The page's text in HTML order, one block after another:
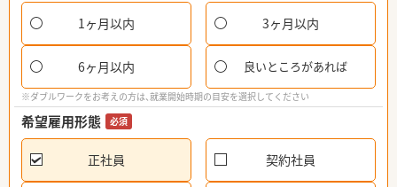
1ヶ月以内 3ヶ月以内
6ヶ月以内 良いところがあれば
※ダブルワークをお考えの方は、就業開始時期の目安を選択してください
希望雇用形態 必須
正社員 契約社員